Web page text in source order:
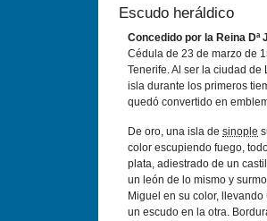
Escudo heráldico
Concedido por la Reina Dª
Cédula de 23 de marzo de
Tenerife. Al ser la ciudad
isla durante los primeros
quedó convertido en
De oro, una isla de sinople
color escupiendo fuego,
plata, adiestrado de un
un león de lo mismo y
Miguel en su color,
un escudo en la otra.